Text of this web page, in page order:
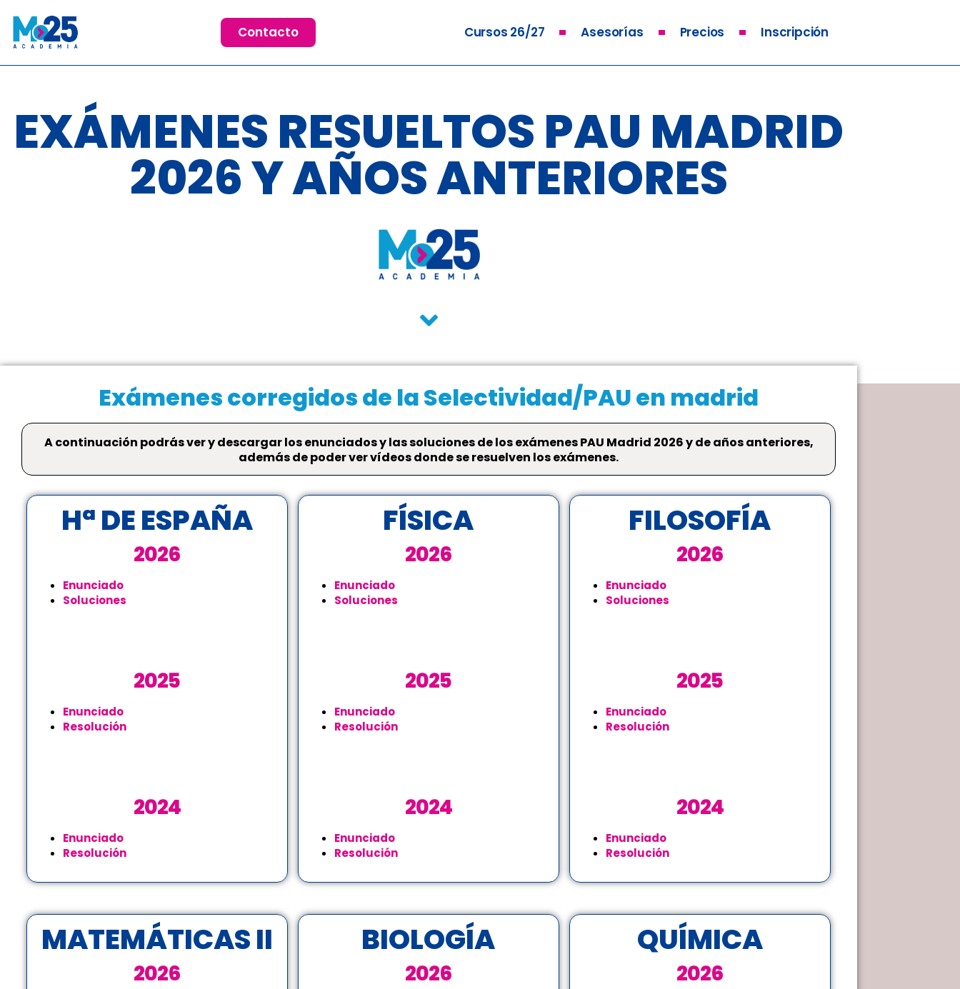
Contacto Cursos 26/27 Asesorías Precios Inscripción
EXÁMENES RESUELTOS PAU MADRID
2026 Y AÑOS ANTERIORES
Exámenes corregidos de la Selectividad/PAU en madrid
A continuación podrás ver y descargar los enunciados y las soluciones de los exámenes PAU Madrid 2026 y de años anteriores,
además de poder ver vídeos donde se resuelven los exámenes.
Hª DE ESPAÑA
2026
Enunciado
Soluciones
2025
Enunciado
Resolución
2024
Enunciado
Resolución
FÍSICA
2026
Enunciado
Soluciones
2025
Enunciado
Resolución
2024
Enunciado
Resolución
FILOSOFÍA
2026
Enunciado
Soluciones
2025
Enunciado
Resolución
2024
Enunciado
Resolución
MATEMÁTICAS II
2026
BIOLOGÍA
2026
QUÍMICA
2026